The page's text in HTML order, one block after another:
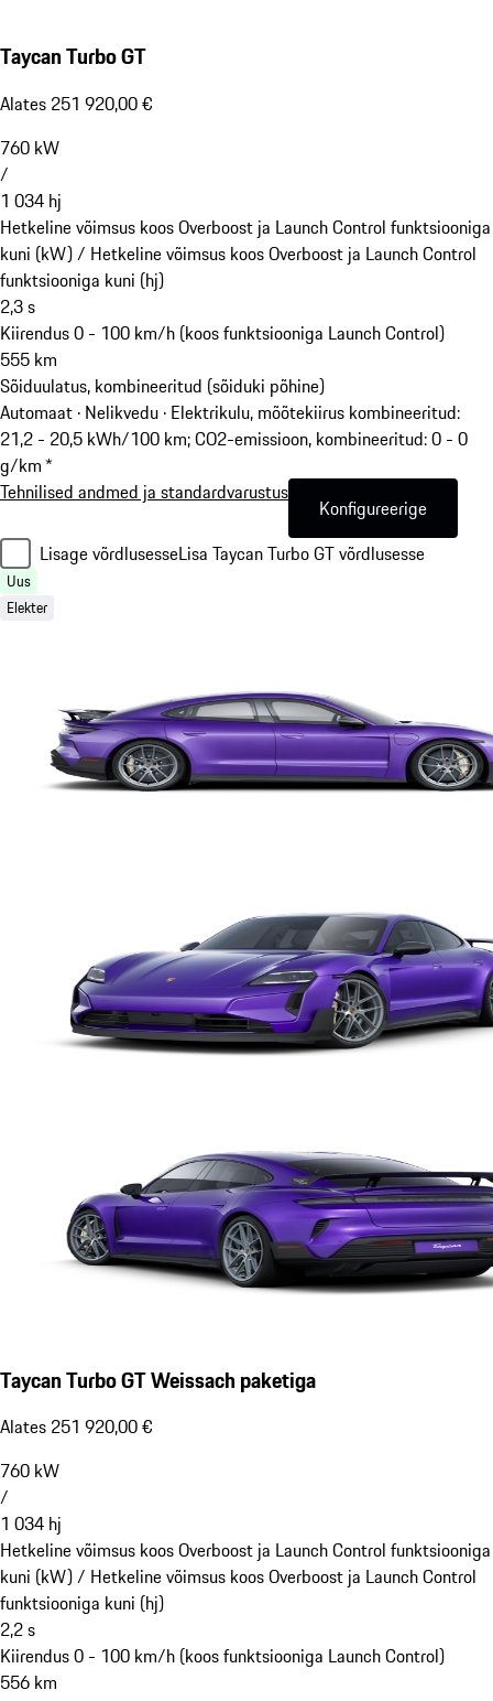
Taycan Turbo GT
Alates 251 920,00 €
760 kW
/
1 034 hj
Hetkeline võimsus koos Overboost ja Launch Control funktsiooniga
kuni (kW) / Hetkeline võimsus koos Overboost ja Launch Control
funktsiooniga kuni (hj)
2,3s
Kiirendus 0 - 100 km/h (koos funktsiooniga Launch Control)
555 km
Sõiduulatus, kombineeritud (sõiduki põhine)
Automaat · Nelikvedu · Elektrikulu, mõõtekiirus kombineeritud:
21,2 - 20,5 kWh/100 km; CO2-emissioon, kombineeritud: 0 - 0
g/km *
Tehnilised andmed ja standardvarustus
Konfigureerige
Lisage võrdlusesseLisa Taycan Turbo GT võrdlusesse
Uus
Elekter
Taycan Turbo GT Weissach paketiga
Alates 251 920,00 €
760 kW
/
1 034 hj
Hetkeline võimsus koos Overboost ja Launch Control funktsiooniga
kuni (kW) / Hetkeline võimsus koos Overboost ja Launch Control
funktsiooniga kuni (hj)
2,2s
Kiirendus 0 - 100 km/h (koos funktsiooniga Launch Control)
556 km